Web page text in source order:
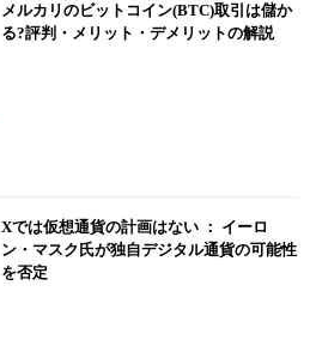
メルカリのビットコイン(BTC)取引は儲か
る?評判・メリット・デメリットの解説
Xでは仮想通貨の計画はない ： イーロ
ン・マスク氏が独自デジタル通貨の可能性
を否定